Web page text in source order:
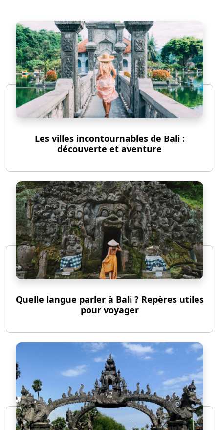
Les villes incontournables de Bali :
découverte et aventure
Quelle langue parler à Bali ? Repères utiles
pour voyager